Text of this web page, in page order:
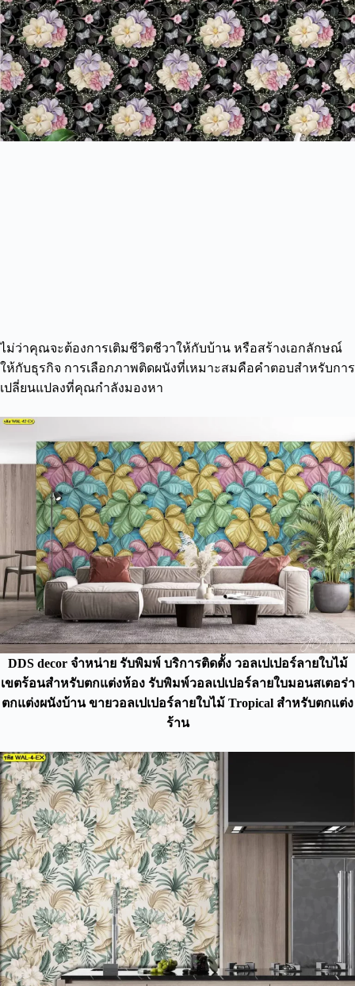
ไม่ว่าคุณจะต้องการเติมชีวิตชีวาให้กับบ้าน หรือสร้างเอกลักษณ์
ให้กับธุรกิจ การเลือกภาพติดผนังที่เหมาะสมคือคำตอบสำหรับการ
เปลี่ยนแปลงที่คุณกำลังมองหา
DDS decor จำหน่าย รับพิมพ์ บริการติดตั้ง วอลเปเปอร์ลายใบไม้
เขตร้อนสำหรับตกแต่งห้อง รับพิมพ์วอลเปเปอร์ลายใบมอนสเตอร่า
ตกแต่งผนังบ้าน ขายวอลเปเปอร์ลายใบไม้ Tropical สำหรับตกแต่ง
ร้าน